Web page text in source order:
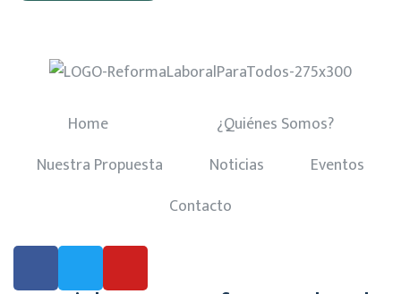
Home
¿Quiénes Somos?
Nuestra Propuesta
Noticias
Eventos
Contacto